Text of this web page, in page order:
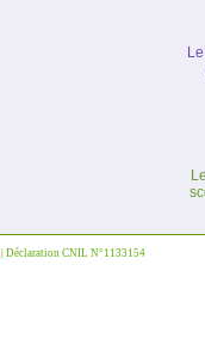
| Déclaration CNIL N°1133154